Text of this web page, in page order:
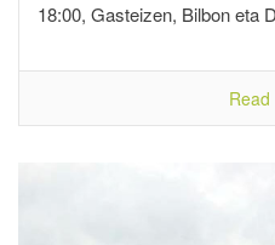
18:00, Gasteizen, Bilbon eta